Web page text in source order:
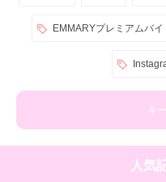
EMMARYプレミアムバイ
キ
人気